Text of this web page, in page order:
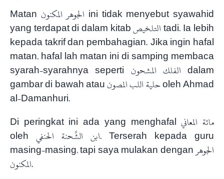
Matan الجوهر المكنون ini tidak menyebut syawahid
yang terdapat di dalam kitab التلخيص tadi. Ia lebih
kepada takrif dan pembahagian. Jika ingin hafal
matan, hafal lah matan ini di samping membaca
syarah-syarahnya seperti الفلك المشحون dalam
gambar di bawah atau حلية اللب المصون oleh Ahmad
al-Damanhuri.
Di peringkat ini ada yang menghafal مائة المعاني
oleh ابن الشَّحنة الحنفي. Terserah kepada guru
masing-masing, tapi saya mulakan dengan الجوهر
المكنون.